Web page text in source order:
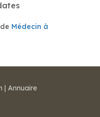
Médecin à
| Annuaire